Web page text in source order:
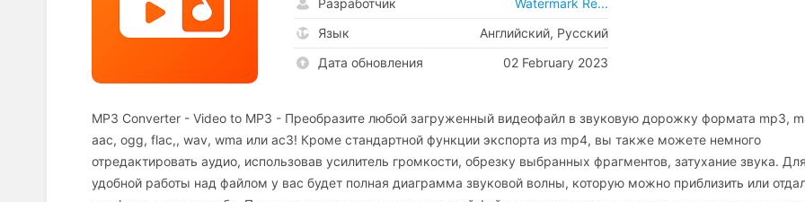
Разработчик
Watermark Re...
Язык
Английский, Русский
Дата обновления
02 February 2023
MP3 Converter - Video to MP3 - Преобразите любой загруженный видеофайл в звуковую дорожку формата mp3,
aac, ogg, flac,, wav, wma или ac3! Кроме стандартной функции экспорта из mp4, вы также можете немного
отредактировать аудио, использовав усилитель громкости, обрезку выбранных фрагментов, затухание звука.
удобной работы над файлом у вас будет полная диаграмма звуковой волны, которую можно приблизить или